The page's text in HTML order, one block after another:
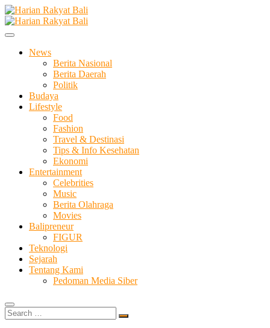
Skip
to
content
Harian Rakyat Bali
Membangun Semangat Kehidupan dan Berbangsa
News
Berita Nasional
Berita Daerah
Politik
Budaya
Lifestyle
Food
Fashion
Travel & Destinasi
Tips & Info Kesehatan
Ekonomi
Entertainment
Celebrities
Music
Berita Olahraga
Movies
Balipreneur
FIGUR
Teknologi
Sejarah
Tentang Kami
Pedoman Media Siber
Search
…